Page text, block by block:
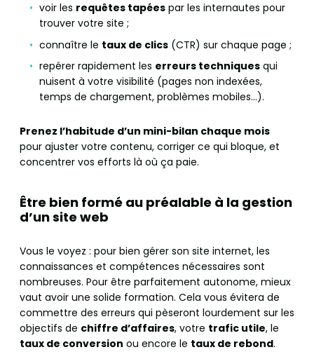
voir les requêtes tapées par les internautes pour
trouver votre site ;
connaître le taux de clics (CTR) sur chaque page ;
repérer rapidement les erreurs techniques qui
nuisent à votre visibilité (pages non indexées,
temps de chargement, problèmes mobiles…).
Prenez l’habitude d’un mini-bilan chaque mois
pour ajuster votre contenu, corriger ce qui bloque, et
concentrer vos efforts là où ça paie.
Être bien formé au préalable à la gestion
d’un site web
Vous le voyez : pour bien gérer son site internet, les
connaissances et compétences nécessaires sont
nombreuses. Pour être parfaitement autonome, mieux
vaut avoir une solide formation. Cela vous évitera de
commettre des erreurs qui pèseront lourdement sur les
objectifs de chiffre d’affaires, votre trafic utile, le
taux de conversion ou encore le taux de rebond.